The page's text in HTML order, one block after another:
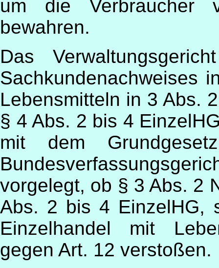
um die Verbraucher
bewahren.
Das
Sachkundenachweises
Lebensmitteln in 3 Abs.
§ 4 Abs. 2 bis 4
mit dem
vorgelegt, ob § 3 Abs. 2
Abs. 2 bis 4 EinzelHG,
Einzelhandel mit
gegen Art. 12 verstoßen.